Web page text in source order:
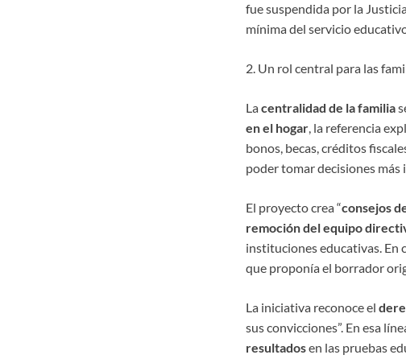
fue suspendida por la
mínima del servicio
2. Un rol central para las
Lacentralidad de la familia
en el hogar, la referencia
bonos, becas, créditos
poder tomar decisiones más
El proyecto crea “consejos
remoción del equipo
instituciones educativas. En
que proponía el borrador
La iniciativa reconoce el
sus convicciones”. En esa
resultadosen las pruebas